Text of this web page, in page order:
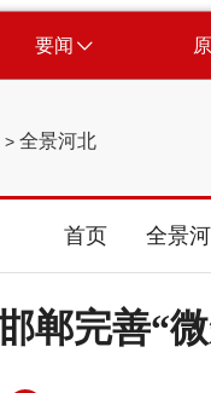
要闻
> 全景河北
首页 全景
郸完善“